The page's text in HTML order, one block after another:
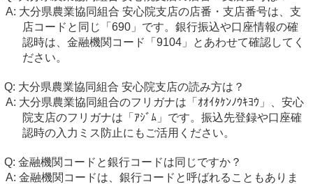
大分県農業協同組合 安心院支店の店番・支店番号は、支
店コードと同じ「690」です。銀行振込や口座情報の確
認時は、金融機関コード「9104」とあわせて確認してく
ださい。
大分県農業協同組合 安心院支店の読み方は？
大分県農業協同組合のフリガナは「ｵｵｲﾀｹﾝﾉｳｷﾖｳ」、安心
院支店のフリガナは「ｱｼﾞﾑ」です。振込先登録や口座確
認時の入力ミス防止にもご活用ください。
金融機関コードと銀行コードは同じですか？
金融機関コードは、銀行コードと呼ばれることもありま